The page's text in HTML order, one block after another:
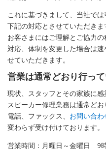
これに基づきまして、当社で
下記の対応とさせていただきま
お客さまにはご理解とご協力の
対応、体制を変更した場合は
せていただきます。
営業は通常どおり行っ
現状、スタッフとその家族に感
スピーカー修理業務は通常どお
電話、ファックス、 お問い合
変わらず受け付けております。
営業時間：月曜日～金曜日 9